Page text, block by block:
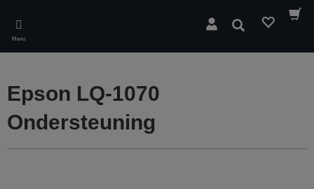
main
content
Menu
Zoeken
Epson LQ-1070
Ondersteuning